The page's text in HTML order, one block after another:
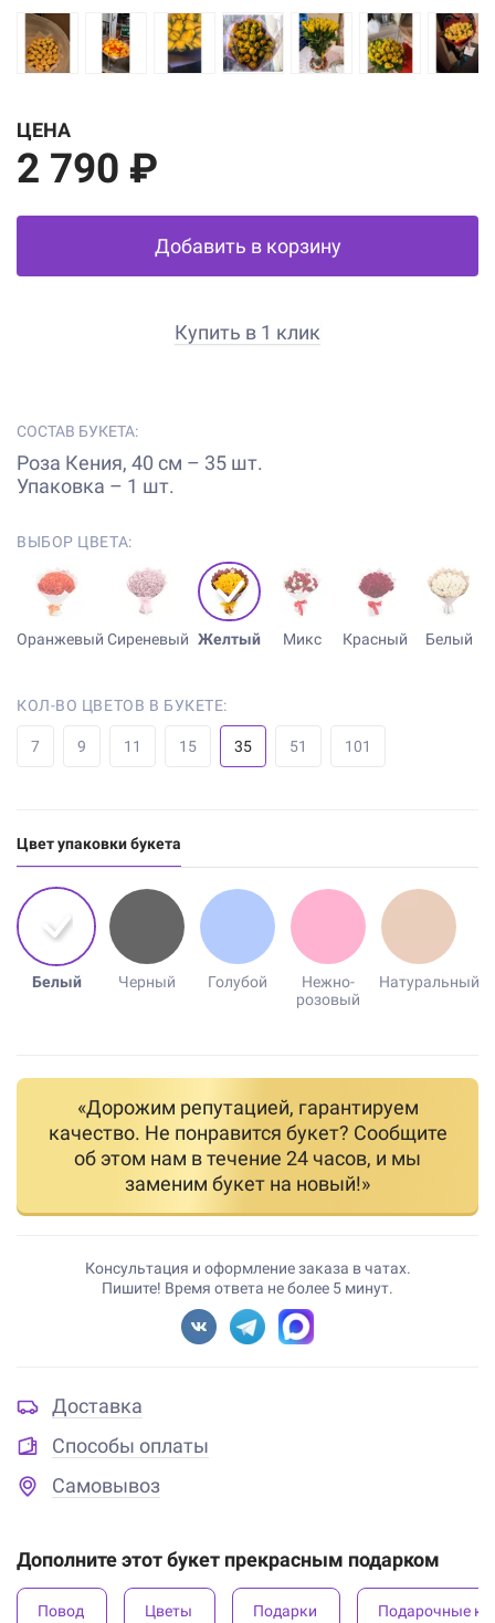
ЦЕНА
2 790 ₽
Добавить в корзину
Купить в 1 клик
СОСТАВ БУКЕТА:
Роза Кения, 40 см – 35 шт.
Упаковка – 1 шт.
ВЫБОР ЦВЕТА:
Оранжевый Сиреневый Желтый Микс Красный Белый
КОЛ-ВО ЦВЕТОВ В БУКЕТЕ:
7 9 11 15 35 51 101
Цвет упаковки букета
Белый Черный Голубой
Нежно-
розовый
Натуральный
«Дорожим репутацией, гарантируем
качество. Не понравится букет? Сообщите
об этом нам в течение 24 часов, и мы
заменим букет на новый!»
Консультация и оформление заказа в чатах.
Пишите! Время ответа не более 5 минут.
Доставка
Способы оплаты
Самовывоз
Дополните этот букет прекрасным подарком
Повод Цветы Подарки Подарочные